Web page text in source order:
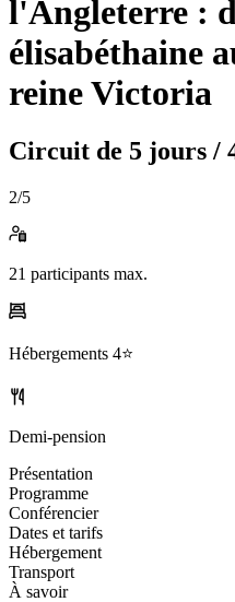
l'Angleterre :
élisabéthaine
reine Victoria
Circuit de 5 jours /
2/5
21 participants max.
Hébergements 4⭐️
Demi-pension
Présentation
Programme
Conférencier
Dates et tarifs
Hébergement
Transport
À savoir